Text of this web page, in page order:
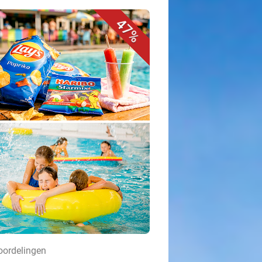
47%